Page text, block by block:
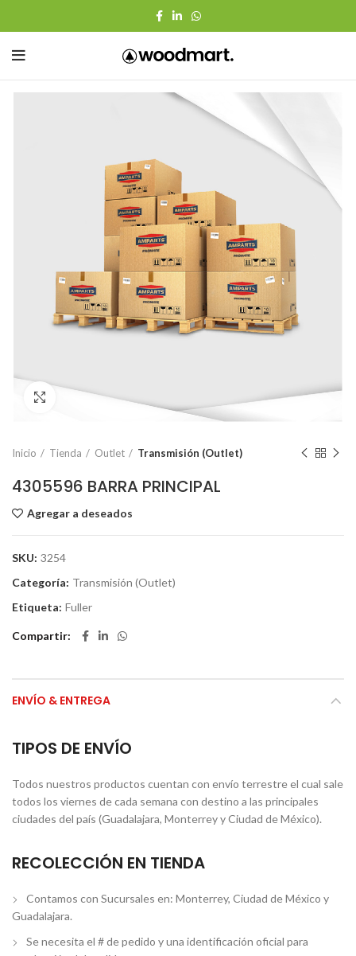
Click to enlarge
Inicio Tienda Outlet Transmisión (Outlet)
4305596 BARRA PRINCIPAL
Agregar a deseados
SKU: 3254
Categoría: Transmisión (Outlet)
Etiqueta: Fuller
Compartir
ENVÍO & ENTREGA
TIPOS DE ENVÍO
Todos nuestros productos cuentan con envío terrestre el cual sale
todos los viernes de cada semana con destino a las principales
ciudades del país (Guadalajara, Monterrey y Ciudad de México).
RECOLECCIÓN EN TIENDA
Contamos con Sucursales en: Monterrey, Ciudad de México y
Guadalajara.
Se necesita el # de pedido y una identificación oficial para